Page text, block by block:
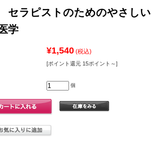
ラピストのためのやさしい
学
¥1,540 (税込)
[ポイント還元 15ポイント～]
個